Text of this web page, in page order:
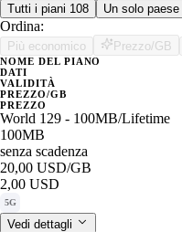
Tutti i piani 108 Un solo paese
Ordina:
Più economico Prezzo/GB
NOME DEL PIANO
DATI
VALIDITÀ
PREZZO/GB
PREZZO
World 129 - 100MB/Lifetime
100MB
senza scadenza
20,00 USD/GB
2,00 USD
5G
Vedi dettagli